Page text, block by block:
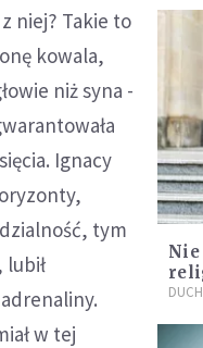
niej? Takie to
kowala,
niż syna -
Ignacy
tym
w tej
Nie